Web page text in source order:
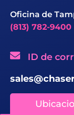
Oficina de
(813) 782-9400
ID de